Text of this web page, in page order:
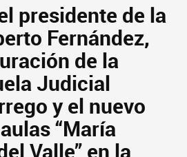
presidente de la
Fernández,
de la
Judicial
y el nuevo
“María
Valle” en la